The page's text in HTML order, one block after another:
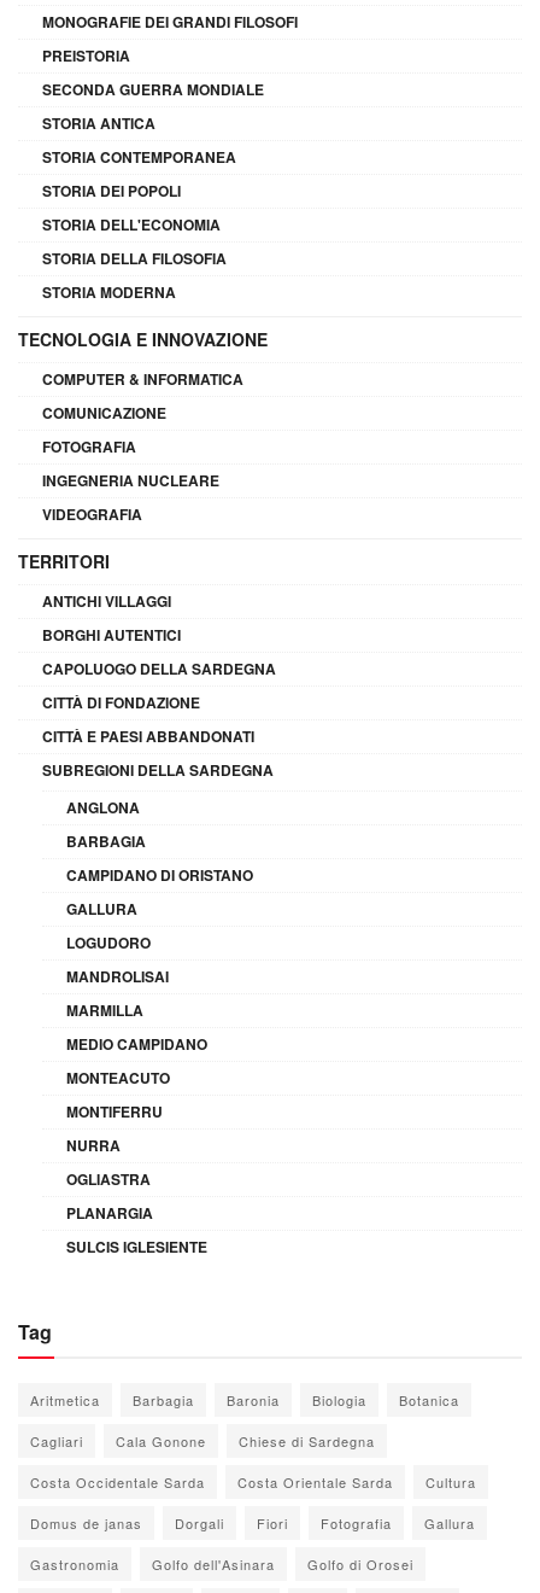
MONOGRAFIE DEI GRANDI FILOSOFI
PREISTORIA
SECONDA GUERRA MONDIALE
STORIA ANTICA
STORIA CONTEMPORANEA
STORIA DEI POPOLI
STORIA DELL'ECONOMIA
STORIA DELLA FILOSOFIA
STORIA MODERNA
TECNOLOGIA E INNOVAZIONE
COMPUTER & INFORMATICA
COMUNICAZIONE
FOTOGRAFIA
INGEGNERIA NUCLEARE
VIDEOGRAFIA
TERRITORI
ANTICHI VILLAGGI
BORGHI AUTENTICI
CAPOLUOGO DELLA SARDEGNA
CITTÀ DI FONDAZIONE
CITTÀ E PAESI ABBANDONATI
SUBREGIONI DELLA SARDEGNA
ANGLONA
BARBAGIA
CAMPIDANO DI ORISTANO
GALLURA
LOGUDORO
MANDROLISAI
MARMILLA
MEDIO CAMPIDANO
MONTEACUTO
MONTIFERRU
NURRA
OGLIASTRA
PLANARGIA
SULCIS IGLESIENTE
Tag
Aritmetica Barbagia Baronia Biologia Botanica
Cagliari Cala Gonone Chiese di Sardegna
Costa Occidentale Sarda Costa Orientale Sarda Cultura
Domus de janas Dorgali Fiori Fotografia Gallura
Gastronomia Golfo dell'Asinara Golfo di Orosei